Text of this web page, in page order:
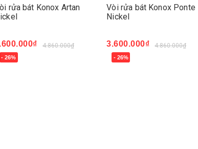
rửa bát Konox Artan
4.860.000₫
- 26%
Mua ngay
Vòi rửa bát Konox Ponte
Nickel
3.600.000₫ 4.860.000₫
- 26%
Mua ngay